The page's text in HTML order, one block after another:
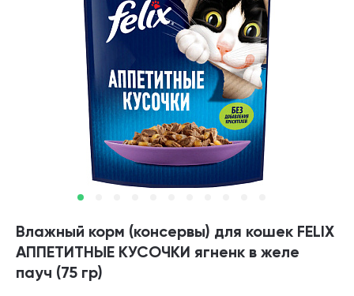
Влажный корм (консервы) для кошек FELIX
АППЕТИТНЫЕ КУСОЧКИ ягненк в желе
пауч (75 гр)